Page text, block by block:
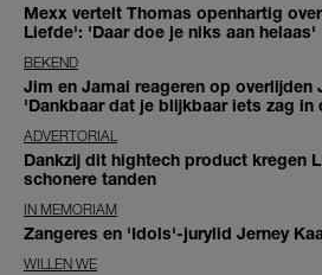
Mexx vertelt Thomas openhartig
Liefde': 'Daar doe je niks aan helaas'
BEKEND
Jim en Jamai reageren op overlijden
'Dankbaar dat je blijkbaar iets zag in
ADVERTORIAL
Dankzij dit hightech product kregen
schonere tanden
IN MEMORIAM
Zangeres en 'Idols'-jurylid Jerney
WILLEN WE